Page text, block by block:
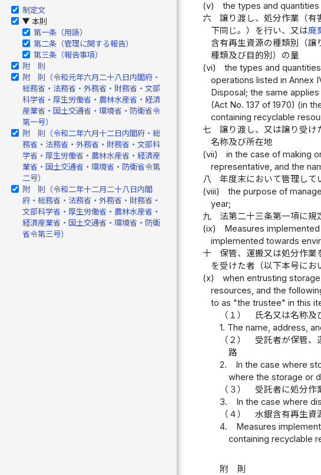
制定文
▶ 本則
第一条（用語）
第二条（管理に関する報告）
第三条（報告事項）
附 則
附 則（令和元年六月二十八日内閣府・
総務省・法務省・外務省・財務省・文部
科学省・厚生労働省・農林水産省・経済
産業省・国土交通省・環境省・防衛省令
第一号）
附 則（令和二年六月十二日内閣府・総
務省・法務省・外務省・財務省・文部科
学省・厚生労働省・農林水産省・経済産
業省・国土交通省・環境省・防衛省令第
二号）
附 則（令和二年十二月二十八日内閣
府・総務省・法務省・外務省・財務省・
文部科学省・厚生労働省・農林水産省・
経済産業省・国土交通省・環境省・防衛
省令第三号）
(v)
the types and
六
譲り渡し、処分作業（有
下同じ。）を行い、又は廃
含有再生資源の種類別（譲
種類及び目的別）の量
(vi)
the types and
operations listed in Annex
Disposal; the same
(Act No. 137 of 1970) (in
containing recyclable
七
譲り渡し、又は譲り受け
名称及び所在地
(vii)
in the case of making
representative, and the
八
年度末において管理して
(viii)
the purpose of
year;
九
法第二十三条第一項に規
(ix)
Measures
implemented towards
十
保管、運搬又は処分作
を受けた者（以下本号に
(x)
when entrusting
resources, and the
to as "the trustee" in this
（１） 氏名又は名称及
1. The name, address,
（２）
受託者が保管、
路
2.
In the case where
where the storage or
（３）
受託者に処分作
3.
In the case where
（４）
水銀含有再生資
4.
Measures
containing recyclable
附 則